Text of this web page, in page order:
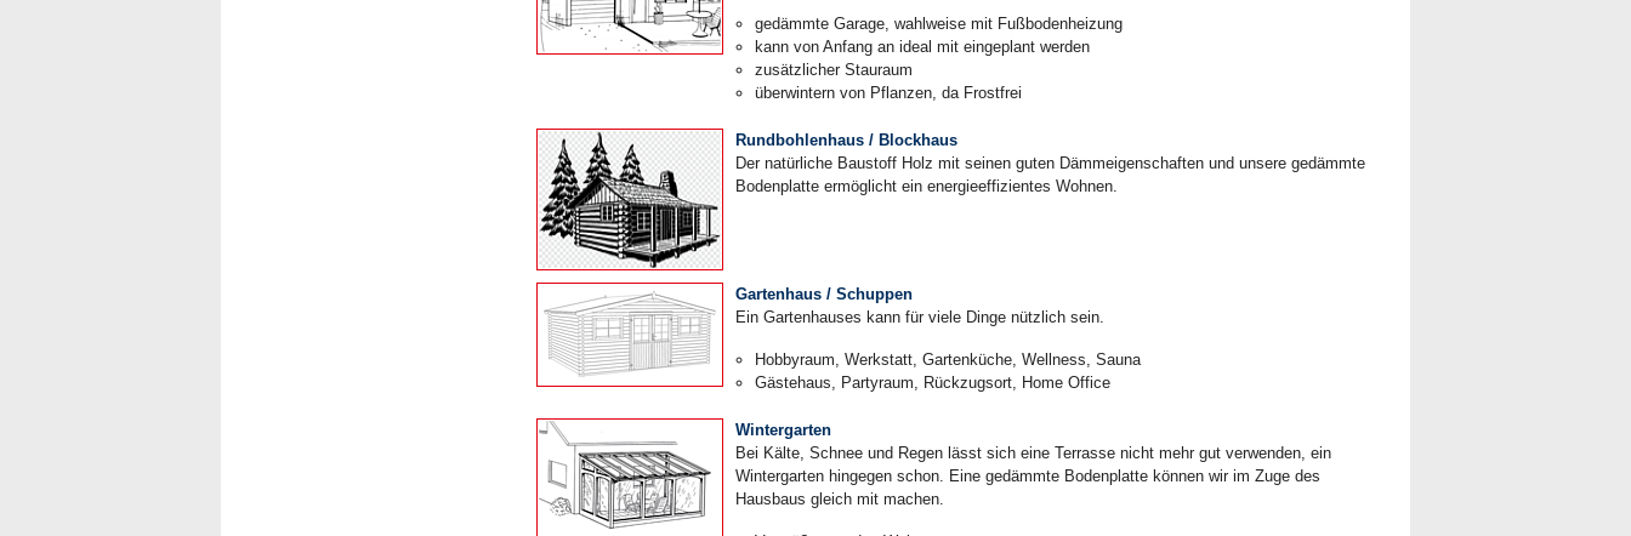
gedämmte Garage, wahlweise mit Fußbodenheizung
kann von Anfang an ideal mit eingeplant werden
zusätzlicher Stauraum
überwintern von Pflanzen, da Frostfrei
Rundbohlenhaus / Blockhaus
Der natürliche Baustoff Holz mit seinen guten Dämmeigenschaften und unsere gedämmte
Bodenplatte ermöglicht ein energieeffizientes Wohnen.
Gartenhaus / Schuppen
Ein Gartenhauses kann für viele Dinge nützlich sein.
Hobbyraum, Werkstatt, Gartenküche, Wellness, Sauna
Gästehaus, Partyraum, Rückzugsort, Home Office
Wintergarten
Bei Kälte, Schnee und Regen lässt sich eine Terrasse nicht mehr gut verwenden, ein
Wintergarten hingegen schon. Eine gedämmte Bodenplatte können wir im Zuge des
Hausbaus gleich mit machen.